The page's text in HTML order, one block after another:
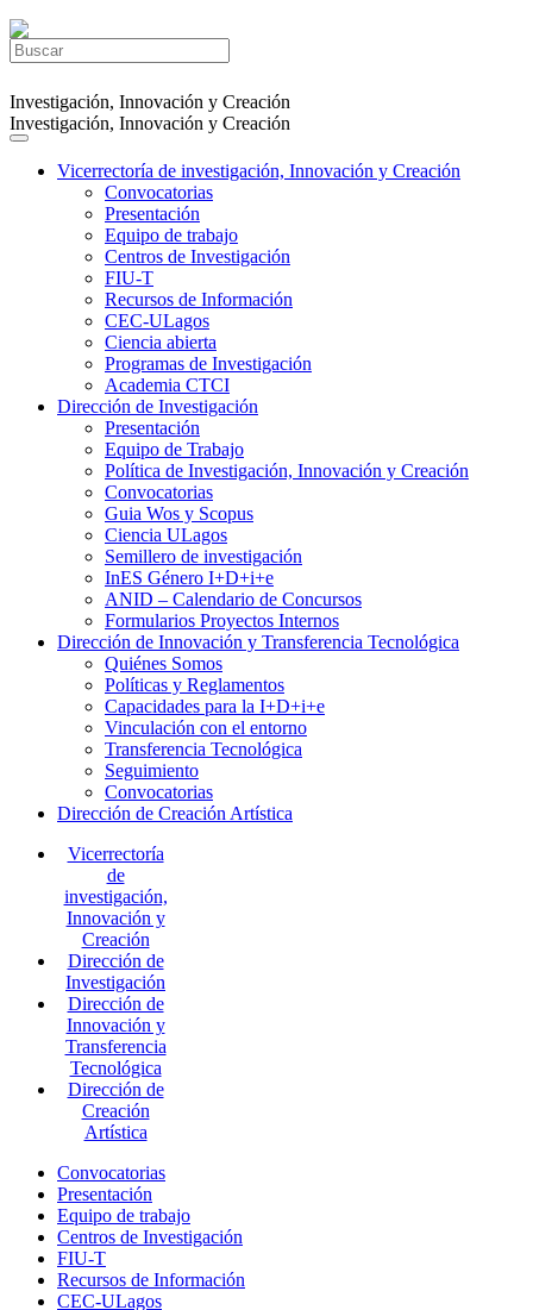
Investigación, Innovación y Creación
Investigación, Innovación y Creación
Vicerrectoría de investigación, Innovación y Creación
Convocatorias
Presentación
Equipo de trabajo
Centros de Investigación
FIU-T
Recursos de Información
CEC-ULagos
Ciencia abierta
Programas de Investigación
Academia CTCI
Dirección de Investigación
Presentación
Equipo de Trabajo
Política de Investigación, Innovación y Creación
Convocatorias
Guia Wos y Scopus
Ciencia ULagos
Semillero de investigación
InES Género I+D+i+e
ANID – Calendario de Concursos
Formularios Proyectos Internos
Dirección de Innovación y Transferencia Tecnológica
Quiénes Somos
Políticas y Reglamentos
Capacidades para la I+D+i+e
Vinculación con el entorno
Transferencia Tecnológica
Seguimiento
Convocatorias
Dirección de Creación Artística
Vicerrectoría
de
investigación,
Innovación y
Creación
Dirección de
Investigación
Dirección de
Innovación y
Transferencia
Tecnológica
Dirección de
Creación
Artística
Convocatorias
Presentación
Equipo de trabajo
Centros de Investigación
FIU-T
Recursos de Información
CEC-ULagos